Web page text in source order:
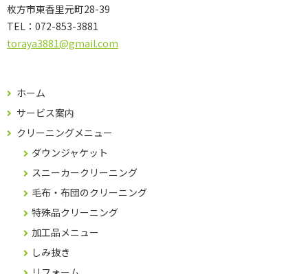
枚方市東香里元町28-39
TEL： 072-853-3881
toraya3881@gmail.com
ホーム
サービス案内
クリーニングメニュー
ダウンジャケット
スニーカークリーニング
毛布・布団のクリーニング
特殊品クリーニング
加工品メニュー
しみ抜き